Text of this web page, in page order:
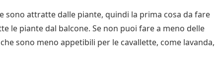
sono attratte dalle piante, quindi la prima cosa da fare
le piante dal balcone. Se non puoi fare a meno delle
sono meno appetibili per le cavallette, come lavanda,